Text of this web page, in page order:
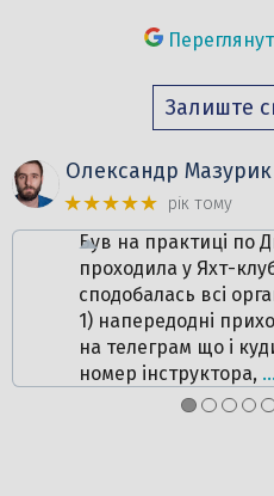
Залиште
Олександр Мазурик
★★★★★ рік тому
Був на практиці по
проходила у Яхт-
сподобалась всі
1) напередодні
на телеграм що і
номер інструктора,
●●●